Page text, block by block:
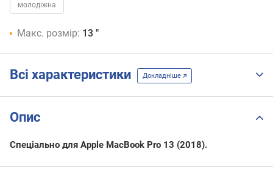
молодіжна
Макс. розмір: 13 "
Всі характеристики Докладніше
Опис
Спеціально для Apple MacBook Pro 13 (2018).